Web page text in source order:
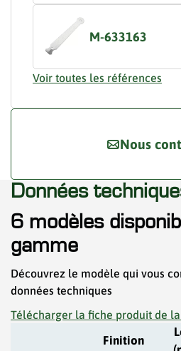
M-633163
Voir toutes les références
Nous
Données
6 modèles
gamme
Découvrez le modèle qui vous
données techniques
Télécharger la fiche produit de
Finition